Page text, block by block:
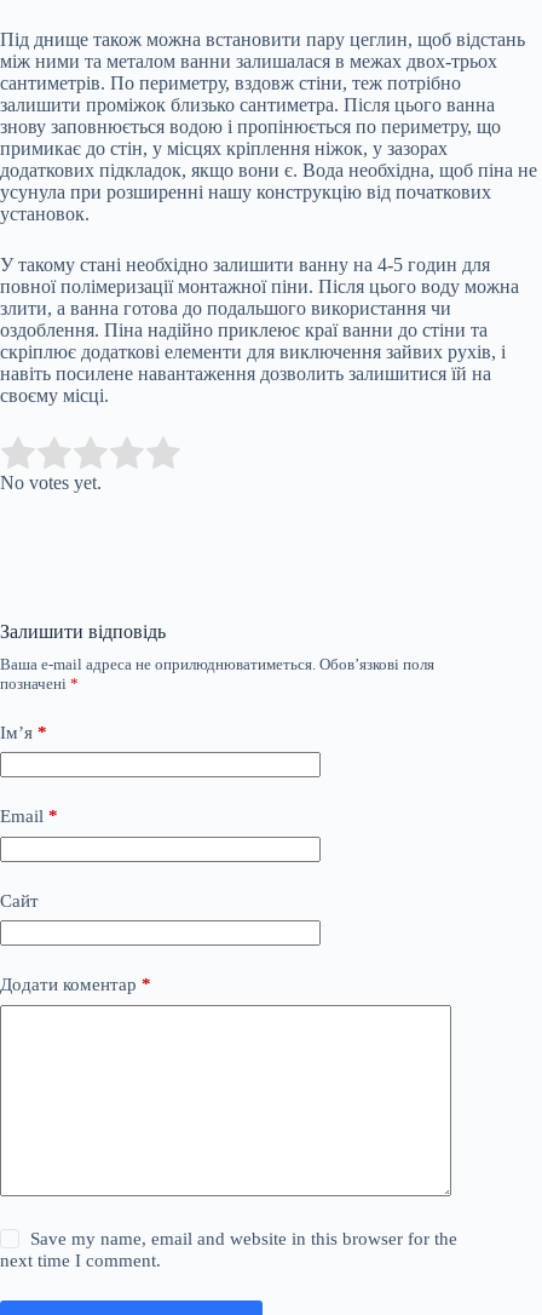
Під днище також можна встановити пару цеглин, щоб відстань
між ними та металом ванни залишалася в межах двох-трьох
сантиметрів. По периметру, вздовж стіни, теж потрібно
залишити проміжок близько сантиметра. Після цього ванна
знову заповнюється водою і пропінюється по периметру, що
примикає до стін, у місцях кріплення ніжок, у зазорах
додаткових підкладок, якщо вони є. Вода необхідна, щоб піна не
усунула при розширенні нашу конструкцію від початкових
установок.
У такому стані необхідно залишити ванну на 4-5 годин для
повної полімеризації монтажної піни. Після цього воду можна
злити, а ванна готова до подальшого використання чи
оздоблення. Піна надійно приклеює краї ванни до стіни та
скріплює додаткові елементи для виключення зайвих рухів, і
навіть посилене навантаження дозволить залишитися їй на
своєму місці.
Rate this item:
No votes yet.
Залишити відповідь
Ваша e-mail адреса не оприлюднюватиметься. Обов’язкові поля
позначені *
Ім’я *
Email *
Сайт
Додати коментар *
Save my name, email and website in this browser for the
next time I comment.